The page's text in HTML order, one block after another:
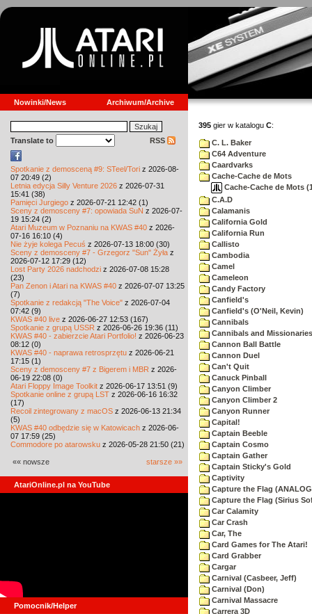
Nowinki/News Archiwum/Archive
Translate to RSS
Spotkanie z demosceną #9: STeel/Tori z 2026-08-
07 20:49 (2)
Letnia edycja Silly Venture 2026 z 2026-07-31
15:41 (38)
Pamięci Jurgiego z 2026-07-21 12:42 (1)
Sceny z demosceny #7: opowiada SuN z 2026-07-
19 15:24 (2)
Atari Muzeum w Poznaniu na KWAS #40 z 2026-
07-16 16:10 (4)
Nie żyje kolega Pecuś z 2026-07-13 18:00 (30)
Sceny z demosceny #7 - Grzegorz "Sun" Żyła z
2026-07-12 17:29 (12)
Lost Party 2026 nadchodzi z 2026-07-08 15:28
(23)
Pan Zenon i Atari na KWAS #40 z 2026-07-07 13:25
(7)
Spotkanie z redakcją "The Voice" z 2026-07-04
07:42 (9)
KWAS #40 live z 2026-06-27 12:53 (167)
Spotkanie z grupą USSR z 2026-06-26 19:36 (11)
KWAS #40 - zabierzcie Atari Portfolio! z 2026-06-23
08:12 (0)
KWAS #40 - naprawa retrosprzętu z 2026-06-21
17:15 (1)
Sceny z demosceny #7 z Bigerem i MBR z 2026-
06-19 22:08 (0)
Atari Floppy Image Toolkit z 2026-06-17 13:51 (9)
Spotkanie online z grupą LST z 2026-06-16 16:32
(17)
Recoil zintegrowany z macOS z 2026-06-13 21:34
(5)
KWAS #40 odbędzie się w Katowicach z 2026-06-
07 17:59 (25)
Commodore po atarowsku z 2026-05-28 21:50 (21)
«« nowsze starsze »»
AtariOnline.pl na YouTube
Pomocnik/Helper
395 gier w katalogu C:
C. L. Baker
C64 Adventure
Caardvarks
Cache-Cache de Mots
Cache-Cache de Mots
C.A.D
Calamanis
California Gold
California Run
Callisto
Cambodia
Camel
Cameleon
Candy Factory
Canfield's
Canfield's (O'Neil, Kevin)
Cannibals
Cannibals and Missionaries
Cannon Ball Battle
Cannon Duel
Can't Quit
Canuck Pinball
Canyon Climber
Canyon Climber 2
Canyon Runner
Capital!
Captain Beeble
Captain Cosmo
Captain Gather
Captain Sticky's Gold
Captivity
Capture the Flag
Capture the Flag (Sirius
Car Calamity
Car Crash
Car, The
Card Games for The Atari!
Card Grabber
Cargar
Carnival (Casbeer, Jeff)
Carnival (Don)
Carnival Massacre
Carrera 3D